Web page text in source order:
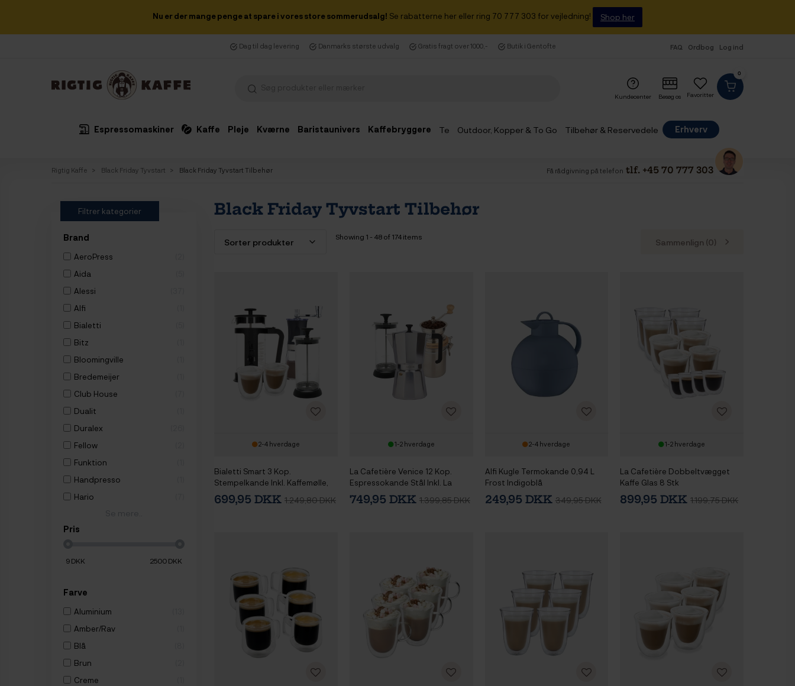
Nu er der mange penge at spare i vores store sommerudsalg! Se rabatterne her eller ring 70 777 303 for vejledning! Shop her
Dag til dag levering Danmarks største udvalg Gratis fragt over 1000,- Butik i Gentofte FAQ Ordbog Log ind
0
Favoritter
Kundecenter Besøg os
Espressomaskiner Kaffe Pleje Kværne Baristaunivers Kaffebryggere Te Outdoor, Kopper & To Go Tilbehør & Reservedele
Erhverv
Rigtig Kaffe Black Friday Tyvstart Black Friday Tyvstart Tilbehør Få rådgivning på telefon tlf. +45 70 777 303
Filtrer kategorier
Brand
AeroPress
Aida
Alessi
Alfi
Bialetti
Bitz
Bloomingville
Bredemeijer
Club House
Dualit
Duralex
Fellow
Funktion
Handpresso
Hario
Pris
9DKK 2500DKK
Farve
Aluminium
Amber/Rav
Blå
Brun
Creme
Black Friday Tyvstart Tilbehør
Showing 1 - 48 of 174 items Sammenlign (0)
2-4 hverdage
Bialetti Smart 3 Kop.
Stempelkande Inkl. Kaffemølle,
Mælkeskummer & Glas
699,95 DKK 1.249,80 DKK
1-2 hverdage
La Cafetière Venice 12 Kop.
Espressokande Stål Inkl. La
Cafetière Manuel Kaffemølle Stål
& La Cafetière Mælkeskummer
749,95 DKK 1.399,85 DKK
2-4 hverdage
Alfi Kugle Termokande 0,94 L
Frost Indigoblå
249,95 DKK 349,95 DKK
1-2 hverdage
La Cafetière Dobbeltvægget
Kaffe Glas 8 Stk
899,95 DKK1.199,75 DKK